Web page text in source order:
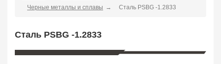
Черные металлы и сплавы
Сталь PSBG -1.2833
Сталь PSBG -1.2833